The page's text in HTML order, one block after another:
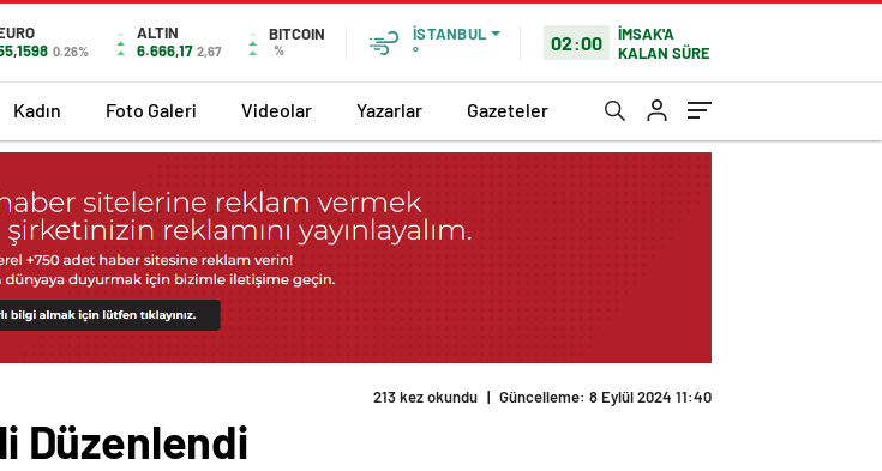
0.26%
ALTIN
6.666,17 2,67
BITCOIN
%
İSTANBUL
°
02:00
İMSAK'A
KALAN SÜRE
Kadın Foto Galeri Videolar Yazarlar Gazeteler
213 kez okundu | Güncelleme: 8 Eylül 2024 11:40
Düzenlendi